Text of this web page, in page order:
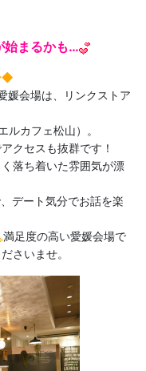
始まるかも…
◆
媛会場は、リンクストア
ルカフェ松山）。
クセスも抜群です！
落ち着いた雰囲気が漂
デート気分でお話を楽
満足度の高い愛媛会場で
さいませ。